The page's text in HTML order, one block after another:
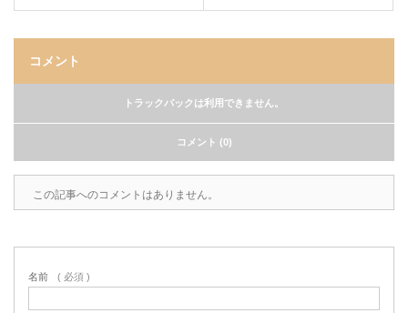
コメント
トラックバックは利用できません。
コメント (0)
この記事へのコメントはありません。
名前 ( 必須 )